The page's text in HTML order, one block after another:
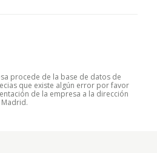
procede de la base de datos de
que existe algún error por favor
de la empresa a la dirección